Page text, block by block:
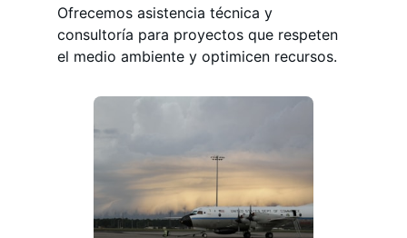
Ofrecemos asistencia técnica y
consultoría para proyectos que respeten
el medio ambiente y optimicen recursos.